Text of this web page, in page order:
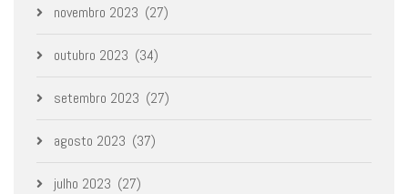
novembro 2023 (27)
outubro 2023 (34)
setembro 2023 (27)
agosto 2023 (37)
julho 2023 (27)